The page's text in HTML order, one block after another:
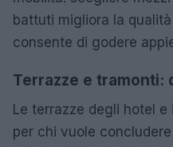
battuti migliora la
consente di godere
Terrazze e tramonti:
Le terrazze degli hotel e
per chi vuole